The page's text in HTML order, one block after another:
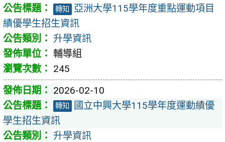
轉知
亞洲大學115學年度重點運動項目
績優學生招生資訊
升學資訊
輔導組
245
2026-02-10
轉知
國立中興大學115學年度運動績優
學生招生資訊
升學資訊